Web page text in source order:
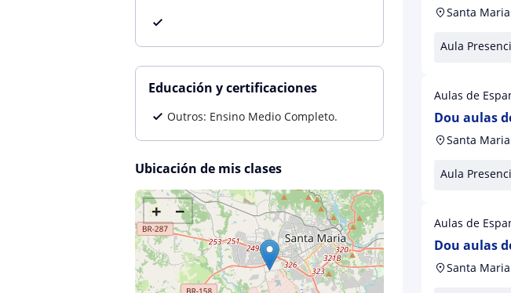
Educación y certificaciones
Outros: Ensino Medio Completo.
Ubicación de mis clases
+ −
Santa Maria
Aula
Aulas de
Dou aulas
Santa Maria
Aula
Aulas de
Dou aulas
Santa